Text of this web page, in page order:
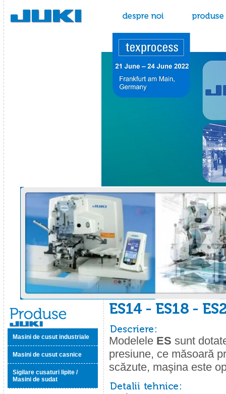
Masini de cusut industriale
Masini de cusut casnice
Sigilare cusaturi lipite /
Masini de sudat
Modelele ES sunt
presiune, ce măsoară
scăzute, maşina este